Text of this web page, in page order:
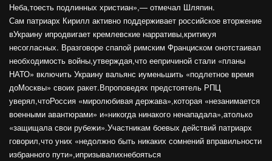
Неба,тоесть подлинных христиан»,— отмечал Шляпин.
Сам патриарх Кирилл активно поддерживает российское вторжение
вУкраину ипродвигает кремлевские нарративы,критикуя
несогласных. Вразговоре спапой римским Франциском онотстаивал
необходимость войны,утверждая,что еепричиной стали «планы
НАТО» включить Украину вальянс иуменьшить «подлетное время
доМосквы» своих ракет.Впроповедях предстоятель РПЦ
уверял,чтоРоссия «миролюбивая держава»,которая «незанимается
военными авантюрами» и«никогда нинакого ненападала»,атолько
«защищала свои рубежи».Участникам боевых действий патриарх
говорил,что уних «недолжно быть никаких сомнений вправильности
избранного пути»,ипризывалихнебояться